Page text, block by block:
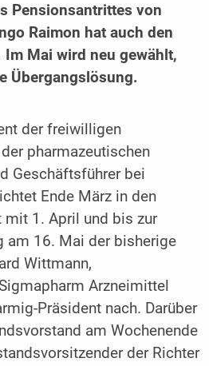
Pensionsantrittes von
Raimon hat auch den
Mai wird neu gewählt,
Übergangslösung.
der freiwilligen
pharmazeutischen
Geschäftsführer bei
Ende März in den
mit 1. April und bis zur
am 16. Mai der bisherige
Wittmann,
Arzneimittel
Präsident nach. Darüber
am Wochenende
der Richter